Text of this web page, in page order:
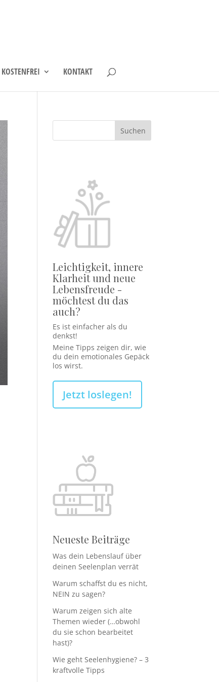
KOSTENFREI KONTAKT
Leichtigkeit, innere
Klarheit und neue
Lebensfreude -
möchtest du das
auch?
Es ist einfacher als du
denkst!
Meine Tipps zeigen dir, wie
du dein emotionales Gepäck
los wirst.
Jetzt loslegen!
Neueste Beiträge
Was dein Lebenslauf über
deinen Seelenplan verrät
Warum schaffst du es nicht,
NEIN zu sagen?
Warum zeigen sich alte
Themen wieder (…obwohl
du sie schon bearbeitet
hast)?
Wie geht Seelenhygiene? – 3
kraftvolle Tipps